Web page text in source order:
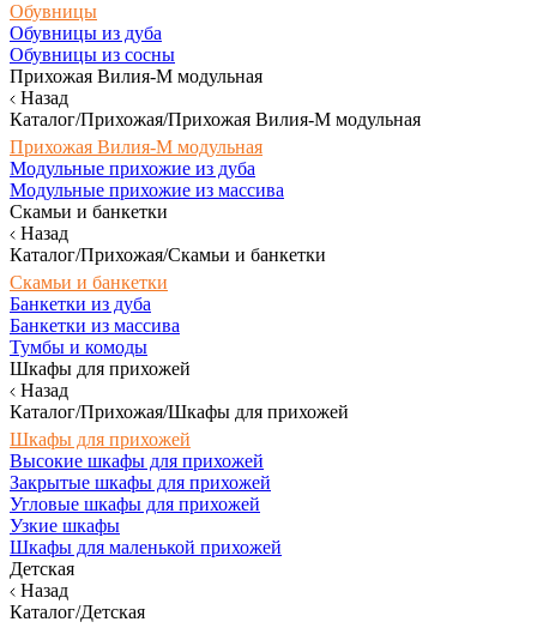
Обувницы
Обувницы из дуба
Обувницы из сосны
Прихожая Вилия-М модульная
Назад
Каталог/Прихожая/Прихожая Вилия-М модульная
Прихожая Вилия-М модульная
Модульные прихожие из дуба
Модульные прихожие из массива
Скамьи и банкетки
Назад
Каталог/Прихожая/Скамьи и банкетки
Скамьи и банкетки
Банкетки из дуба
Банкетки из массива
Тумбы и комоды
Шкафы для прихожей
Назад
Каталог/Прихожая/Шкафы для прихожей
Шкафы для прихожей
Высокие шкафы для прихожей
Закрытые шкафы для прихожей
Угловые шкафы для прихожей
Узкие шкафы
Шкафы для маленькой прихожей
Детская
Назад
Каталог/Детская